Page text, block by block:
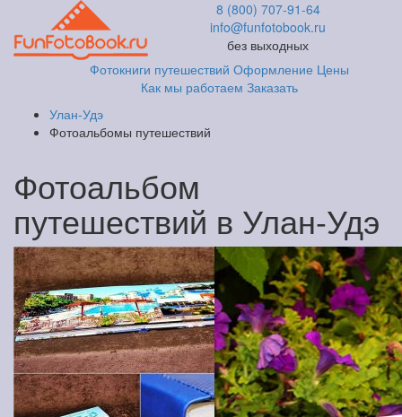
8 (800) 707-91-64
info@funfotobook.ru
без выходных
Фотокниги путешествий Оформление Цены
Как мы работаем Заказать
Улан-Удэ
Фотоальбомы путешествий
Фотоальбом
путешествий в Улан-Удэ